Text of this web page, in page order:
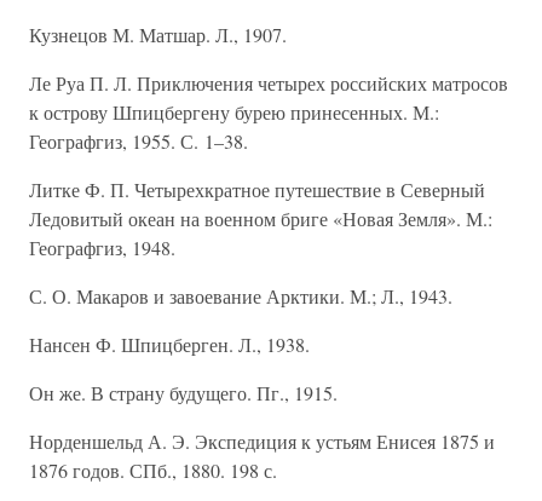
Кузнецов М. Матшар. Л., 1907.
Ле Руа П. Л. Приключения четырех российских матросов
к острову Шпицбергену бурею принесенных. М.:
Географгиз, 1955. С. 1–38.
Литке Ф. П. Четырехкратное путешествие в Северный
Ледовитый океан на военном бриге «Новая Земля». М.:
Географгиз, 1948.
С. О. Макаров и завоевание Арктики. М.; Л., 1943.
Нансен Ф. Шпицберген. Л., 1938.
Он же. В страну будущего. Пг., 1915.
Норденшельд А. Э. Экспедиция к устьям Енисея 1875 и
1876 годов. СПб., 1880. 198 с.